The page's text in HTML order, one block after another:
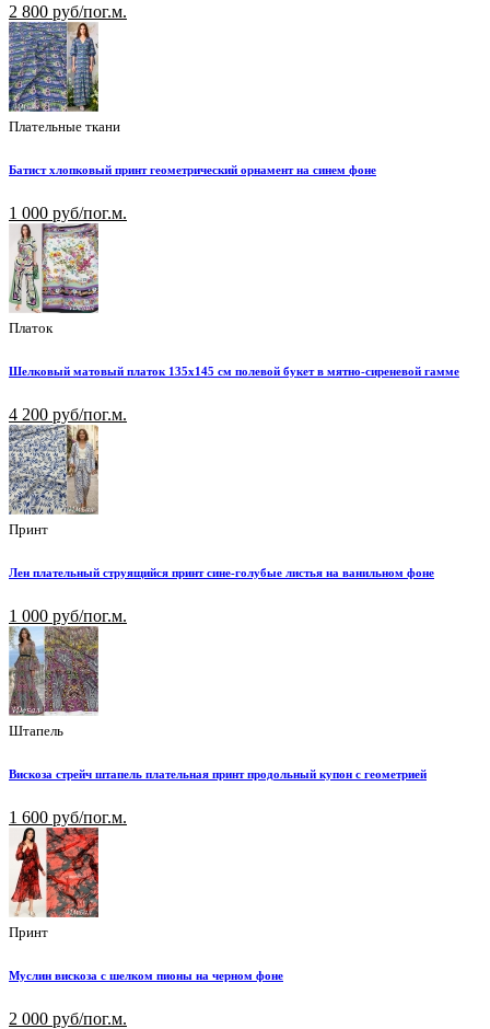
2 800 руб/пог.м.
Плательные ткани
Батист хлопковый принт геометрический орнамент на синем фоне
1 000 руб/пог.м.
Платок
Шелковый матовый платок 135х145 см полевой букет в мятно-сиреневой гамме
4 200 руб/пог.м.
Принт
Лен плательный струящийся принт сине-голубые листья на ванильном фоне
1 000 руб/пог.м.
Штапель
Вискоза стрейч штапель плательная принт продольный купон с геометрией
1 600 руб/пог.м.
Принт
Муслин вискоза с шелком пионы на черном фоне
2 000 руб/пог.м.